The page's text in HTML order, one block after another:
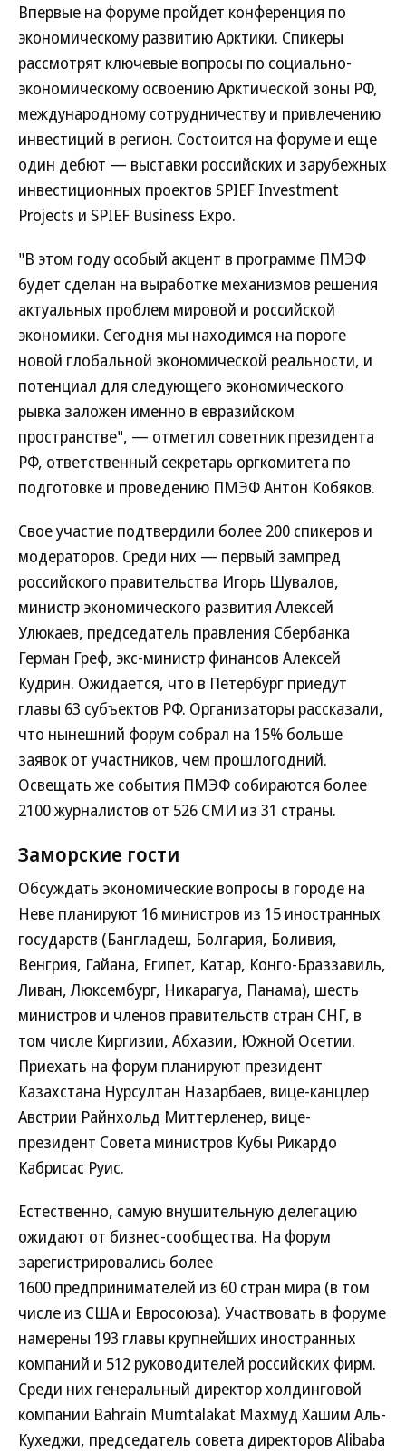
Впервые на форуме пройдет конференция по
экономическому развитию Арктики. Спикеры
рассмотрят ключевые вопросы по социально-
экономическому освоению Арктической зоны РФ,
международному сотрудничеству и привлечению
инвестиций в регион. Состоится на форуме и еще
один дебют — выставки российских и зарубежных
инвестиционных проектов SPIEF Investment
Projects и SPIEF Business Expo.
"В этом году особый акцент в программе ПМЭФ
будет сделан на выработке механизмов решения
актуальных проблем мировой и российской
экономики. Сегодня мы находимся на пороге
новой глобальной экономической реальности, и
потенциал для следующего экономического
рывка заложен именно в евразийском
пространстве", — отметил советник президента
РФ, ответственный секретарь оргкомитета по
подготовке и проведению ПМЭФ Антон Кобяков.
Свое участие подтвердили более 200 спикеров и
модераторов. Среди них — первый зампред
российского правительства Игорь Шувалов,
министр экономического развития Алексей
Улюкаев, председатель правления Сбербанка
Герман Греф, экс-министр финансов Алексей
Кудрин. Ожидается, что в Петербург приедут
главы 63 субъектов РФ. Организаторы рассказали,
что нынешний форум собрал на 15% больше
заявок от участников, чем прошлогодний.
Освещать же события ПМЭФ собираются более
2100 журналистов от 526 СМИ из 31 страны.
Заморские гости
Обсуждать экономические вопросы в городе на
Неве планируют 16 министров из 15 иностранных
государств (Бангладеш, Болгария, Боливия,
Венгрия, Гайана, Египет, Катар, Конго-Браззавиль,
Ливан, Люксембург, Никарагуа, Панама), шесть
министров и членов правительств стран СНГ, в
том числе Киргизии, Абхазии, Южной Осетии.
Приехать на форум планируют президент
Казахстана Нурсултан Назарбаев, вице-канцлер
Австрии Райнхольд Миттерленер, вице-
президент Совета министров Кубы Рикардо
Кабрисас Руис.
Естественно, самую внушительную делегацию
ожидают от бизнес-сообщества. На форум
зарегистрировались более
1600 предпринимателей из 60 стран мира (в том
числе из США и Евросоюза). Участвовать в форуме
намерены 193 главы крупнейших иностранных
компаний и 512 руководителей российских фирм.
Среди них генеральный директор холдинговой
компании Bahrain Mumtalakat Махмуд Хашим Аль-
Кухеджи, председатель совета директоров Alibaba